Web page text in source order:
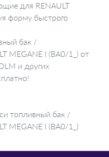
для RENAULT
форму быстрого
бак /
MEGANE I (BA0/1_) от
и других
топливный бак /
MEGANE I (BA0/1_)